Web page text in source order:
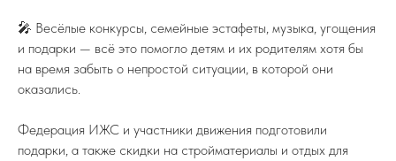
🎤 Весёлые конкурсы, семейные эстафеты, музыка, угощения
и подарки — всё это помогло детям и их родителям хотя бы
на время забыть о непростой ситуации, в которой они
оказались.
Федерация ИЖС и участники движения подготовили
подарки, а также скидки на стройматериалы и отдых для
ПОДПИСЫВАЙТЕСЬ НА TELEGRAM
ФЕДЕРАЦИИ ИЖС